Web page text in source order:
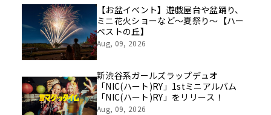
【お盆イベント】遊戯屋台や盆踊り、
ミニ花火ショーなど～夏祭り～【ハー
ベストの丘】
Aug, 09, 2026
新渋谷系ガールズラップデュオ
「NIC(ハート)RY」1stミニアルバム
「NIC(ハート)RY」をリリース！
Aug, 09, 2026